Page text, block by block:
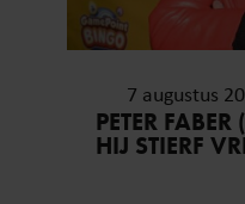
informatie die u aan ze
verzameld op basis van
7 augustus
PETER
HIJ STIERF